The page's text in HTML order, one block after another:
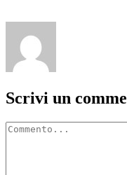
Scrivi un
Commento